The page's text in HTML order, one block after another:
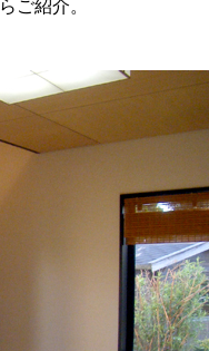
ご紹介。